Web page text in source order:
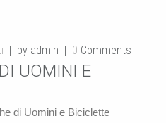
by admin 0 Comments
UOMINI E
di Uomini e Biciclette